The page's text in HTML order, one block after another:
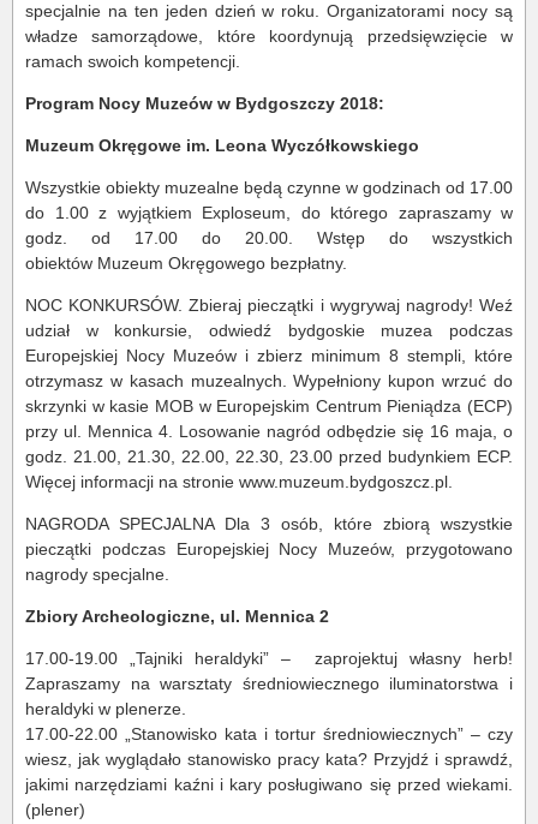
specjalnie na ten jeden dzień w roku. Organizatorami nocy są
władze samorządowe, które koordynują przedsięwzięcie w
ramach swoich kompetencji.
Program Nocy Muzeów w Bydgoszczy 2018:
Muzeum Okręgowe im. Leona Wyczółkowskiego
Wszystkie obiekty muzealne będą czynne w godzinach od 17.00
do 1.00 z wyjątkiem Exploseum, do którego zapraszamy w
godz. od 17.00 do 20.00. Wstęp do wszystkich
obiektów Muzeum Okręgowego bezpłatny.
NOC KONKURSÓW. Zbieraj pieczątki i wygrywaj nagrody! Weź
udział w konkursie, odwiedź bydgoskie muzea podczas
Europejskiej Nocy Muzeów i zbierz minimum 8 stempli, które
otrzymasz w kasach muzealnych. Wypełniony kupon wrzuć do
skrzynki w kasie MOB w Europejskim Centrum Pieniądza (ECP)
przy ul. Mennica 4. Losowanie nagród odbędzie się 16 maja, o
godz. 21.00, 21.30, 22.00, 22.30, 23.00 przed budynkiem ECP.
Więcej informacji na stronie www.muzeum.bydgoszcz.pl.
NAGRODA SPECJALNA Dla 3 osób, które zbiorą wszystkie
pieczątki podczas Europejskiej Nocy Muzeów, przygotowano
nagrody specjalne.
Zbiory Archeologiczne, ul. Mennica 2
17.00-19.00 „Tajniki heraldyki” – zaprojektuj własny herb!
Zapraszamy na warsztaty średniowiecznego iluminatorstwa i
heraldyki w plenerze.
17.00-22.00 „Stanowisko kata i tortur średniowiecznych” – czy
wiesz, jak wyglądało stanowisko pracy kata? Przyjdź i sprawdź,
jakimi narzędziami kaźni i kary posługiwano się przed wiekami.
(plener)